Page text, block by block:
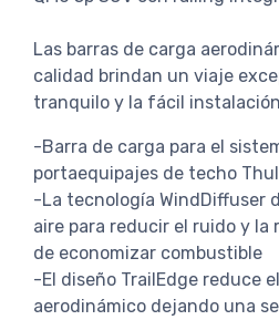
Las barras de carga
calidad brindan un viaje
tranquilo y la fácil
-Barra de carga para el
portaequipajes de techo
-La tecnología WindDiffuser
aire para reducir el ruido y la
de economizar combustible
-El diseño TrailEdge reduce
aerodinámico dejando una